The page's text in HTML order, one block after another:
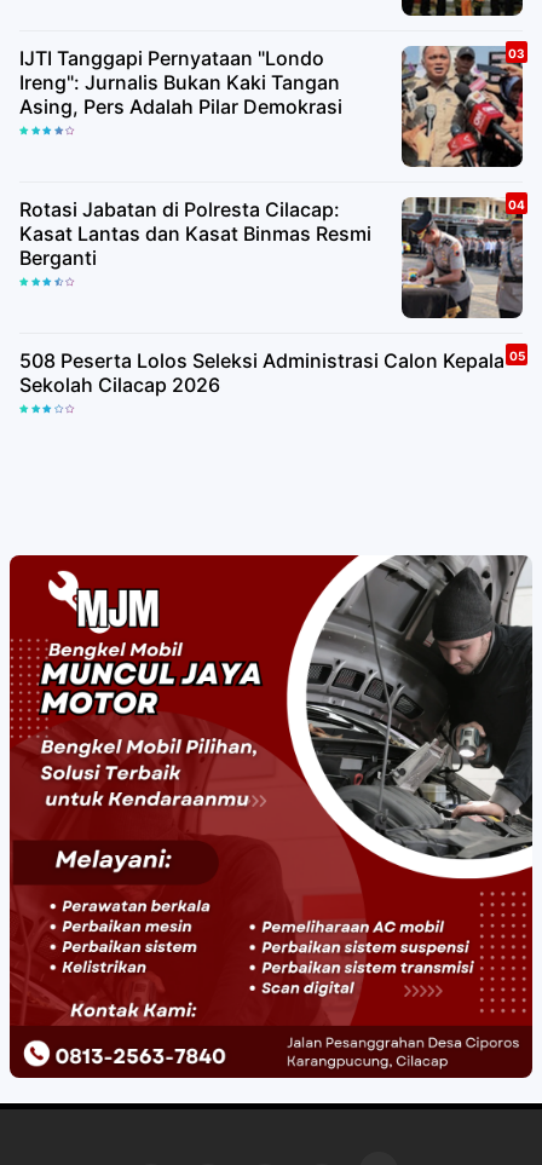
IJTI Tanggapi Pernyataan "Londo
Ireng": Jurnalis Bukan Kaki Tangan
Asing, Pers Adalah Pilar Demokrasi
Rotasi Jabatan di Polresta Cilacap:
Kasat Lantas dan Kasat Binmas Resmi
Berganti
508 Peserta Lolos Seleksi Administrasi Calon Kepala
Sekolah Cilacap 2026